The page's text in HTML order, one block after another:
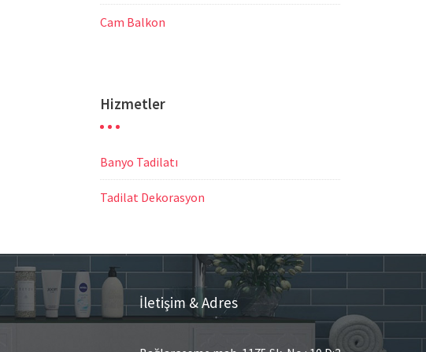
Cam Balkon
Hizmetler
Banyo Tadilatı
Tadilat Dekorasyon
İletişim & Adres